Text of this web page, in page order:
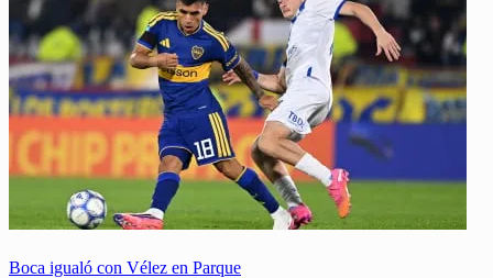
Boca igualó con Vélez en Parque